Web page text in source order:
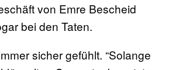
von Emre Bescheid
bei den Taten.
sicher gefühlt. “Solange